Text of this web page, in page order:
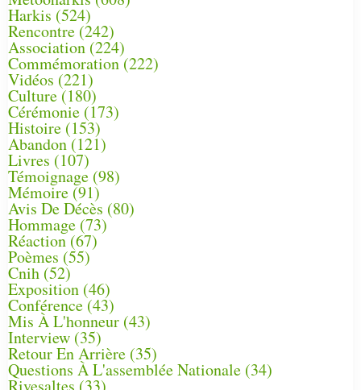
Harkis (524)
Rencontre (242)
Association (224)
Commémoration(222)
Vidéos (221)
Culture(180)
Cérémonie (173)
Histoire (153)
Abandon(121)
Livres (107)
Témoignage (98)
Mémoire (91)
Avis De Décès (80)
Hommage (73)
Réaction(67)
Poèmes (55)
Cnih (52)
Exposition (46)
Conférence(43)
Mis À L'honneur (43)
Interview (35)
Retour En Arrière (35)
Questions À L'assemblée Nationale (34)
Rivesaltes (33)